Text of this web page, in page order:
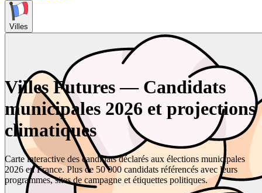
Villes
Villes Futures — Candidats
municipales 2026 et projections
climatiques
Carte interactive des candidats déclarés aux élections municipales
2026 en France. Plus de 50 000 candidats référencés avec leurs
programmes, sites de campagne et étiquettes politiques.